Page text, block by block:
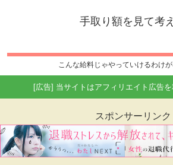
手取り額を見て考
こんな給料じゃやっていけるわけが
[広告] 当サイトはアフィリエイト広告を
スポンサーリンク